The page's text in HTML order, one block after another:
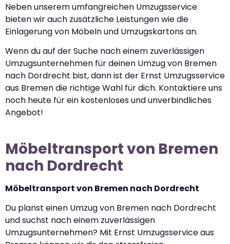
Neben unserem umfangreichen Umzugsservice
bieten wir auch zusätzliche Leistungen wie die
Einlagerung von Möbeln und Umzugskartons an.
Wenn du auf der Suche nach einem zuverlässigen
Umzugsunternehmen für deinen Umzug von Bremen
nach Dordrecht bist, dann ist der Ernst Umzugsservice
aus Bremen die richtige Wahl für dich. Kontaktiere uns
noch heute für ein kostenloses und unverbindliches
Angebot!
Möbeltransport von Bremen
nach Dordrecht
Möbeltransport von Bremen nach Dordrecht
Du planst einen Umzug von Bremen nach Dordrecht
und suchst nach einem zuverlässigen
Umzugsunternehmen? Mit Ernst Umzugsservice aus